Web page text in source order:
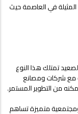
المثيلة في العاصمة حيث
تمتلك هذا النوع
مع شركات ومصانع
من التطوير المستمر.
متميزة تساهم